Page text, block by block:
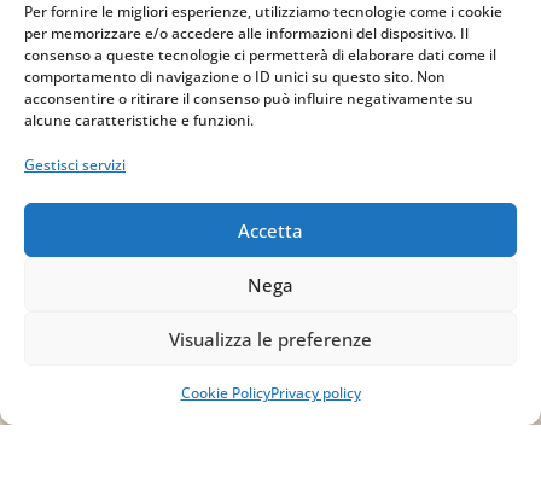
Per fornire le migliori esperienze, utilizziamo tecnologie come i cookie
per memorizzare e/o accedere alle informazioni del dispositivo. Il
consenso a queste tecnologie ci permetterà di elaborare dati come il
comportamento di navigazione o ID unici su questo sito. Non
acconsentire o ritirare il consenso può influire negativamente su
alcune caratteristiche e funzioni.
Gestisci servizi
Accetta
Nega
Visualizza le preferenze
Cookie PolicyPrivacy policy
Email
info@studiopizzano.it
P.IVA
ISCRIVITI ALLA
Per restare sempre aggiornato su tutte le
novità, clicca sul pulsante qui sotto e